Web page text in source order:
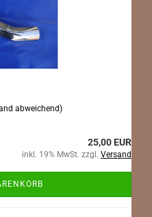
abweichend)
25,00 EUR
inkl. 19% MwSt. zzgl. Versand